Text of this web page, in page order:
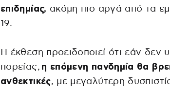
επιδημίας, ακόμη πιο αργά από τα
19.
Η έκθεση προειδοποιεί ότι εάν δεν
πορείας, η επόμενη πανδημία θα
ανθεκτικές, με μεγαλύτερη